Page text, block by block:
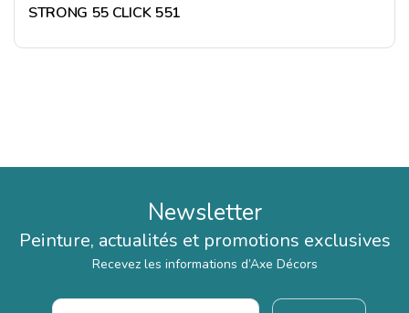
STRONG 55 CLICK 551
Newsletter
Peinture, actualités et promotions exclusives
Recevez les informations d’Axe Décors